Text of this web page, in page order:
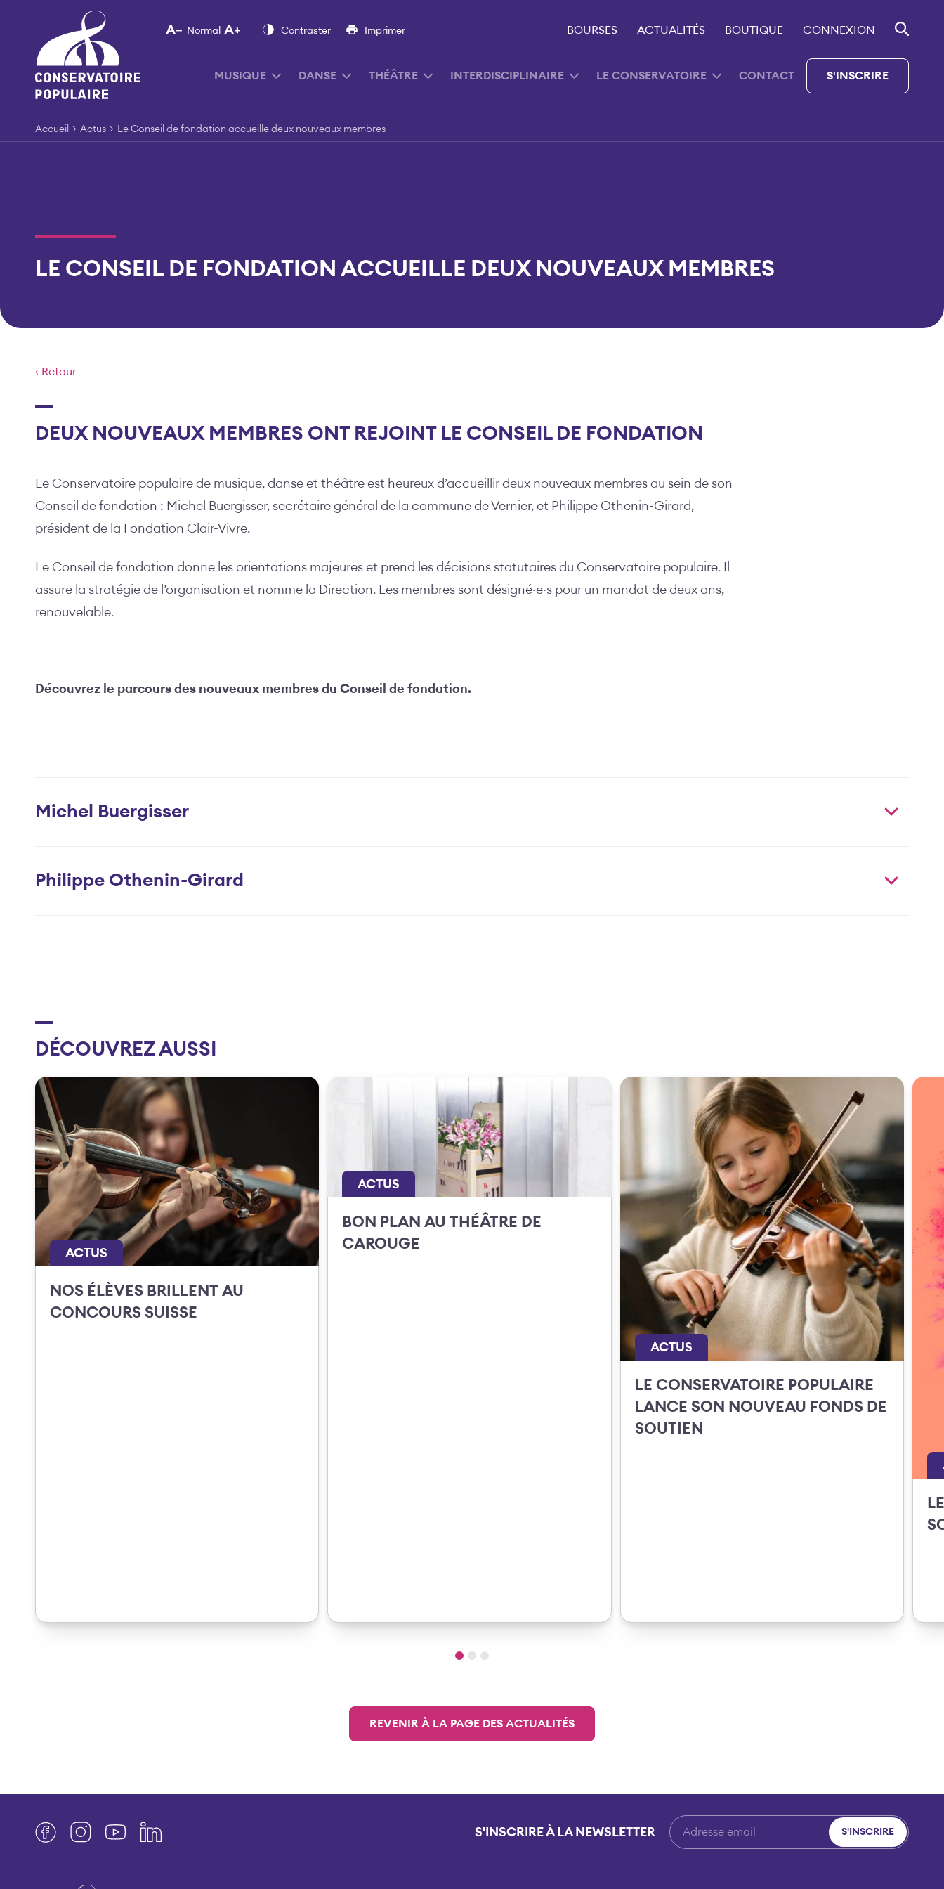
S'INSCRIRE
MUSIQUE DANSE THÉÂTRE INTERDISCIPLINAIRE LE CONSERVATOIRE CONTACT
BOURSES ACTUALITÉS BOUTIQUE CONNEXION
Normal Contraster Imprimer
Accueil > Actus > Le Conseil de fondation accueille deux nouveaux membres
LE CONSEIL DE FONDATION ACCUEILLE DEUX NOUVEAUX MEMBRES
‹ Retour
DEUX NOUVEAUX MEMBRES ONT REJOINT LE CONSEIL DE FONDATION
Le Conservatoire populaire de musique, danse et théâtre est heureux d’accueillir deux nouveaux membres au sein de son
Conseil de fondation : Michel Buergisser, secrétaire général de la commune de Vernier, et Philippe Othenin-Girard,
président de la Fondation Clair-Vivre.
Le Conseil de fondation donne les orientations majeures et prend les décisions statutaires du Conservatoire populaire. Il
assure la stratégie de l’organisation et nomme la Direction. Les membres sont désigné·e·s pour un mandat de deux ans,
renouvelable.
Découvrez le parcours des nouveaux membres du Conseil de fondation.
Michel Buergisser
Philippe Othenin-Girard
DÉCOUVREZ AUSSI
ACTUS
NOS ÉLÈVES BRILLENT AU
CONCOURS SUISSE
ACTUS
BON PLAN AU THÉÂTRE DE
CAROUGE
ACTUS
LE CONSERVATOIRE POPULAIRE
LANCE SON NOUVEAU FONDS DE
SOUTIEN
REVENIR À LA PAGE DES ACTUALITÉS
S'INSCRIRE À LA NEWSLETTER S'INSCRIRE
FacebookInstagramYouTubeLinkedIn